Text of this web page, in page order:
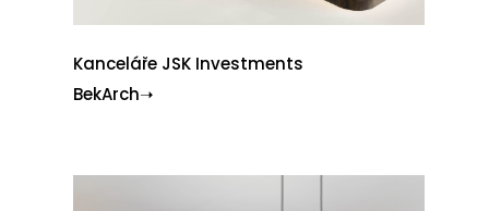
Kanceláře JSK Investments
BekArch➝